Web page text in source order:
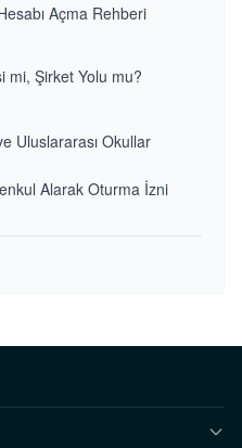
Açma Rehberi
mi, Şirket Yolu mu?
Uluslararası Okullar
Alarak Oturma İzni